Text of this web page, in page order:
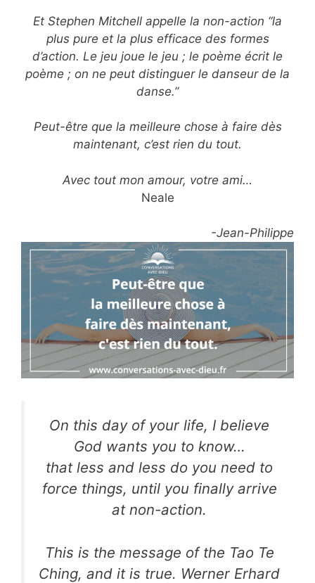
Et Stephen Mitchell appelle la non-action “la
plus pure et la plus efficace des formes
d’action. Le jeu joue le jeu ; le poème écrit le
poème ; on ne peut distinguer le danseur de la
danse.”
Peut-être que la meilleure chose à faire dès
maintenant, c’est rien du tout.
Avec tout mon amour, votre ami…
Neale
-Jean-Philippe
On this day of your life, I believe
God wants you to know…
that less and less do you need to
force things, until you finally arrive
at non-action.
This is the message of the Tao Te
Ching, and it is true. Werner Erhard